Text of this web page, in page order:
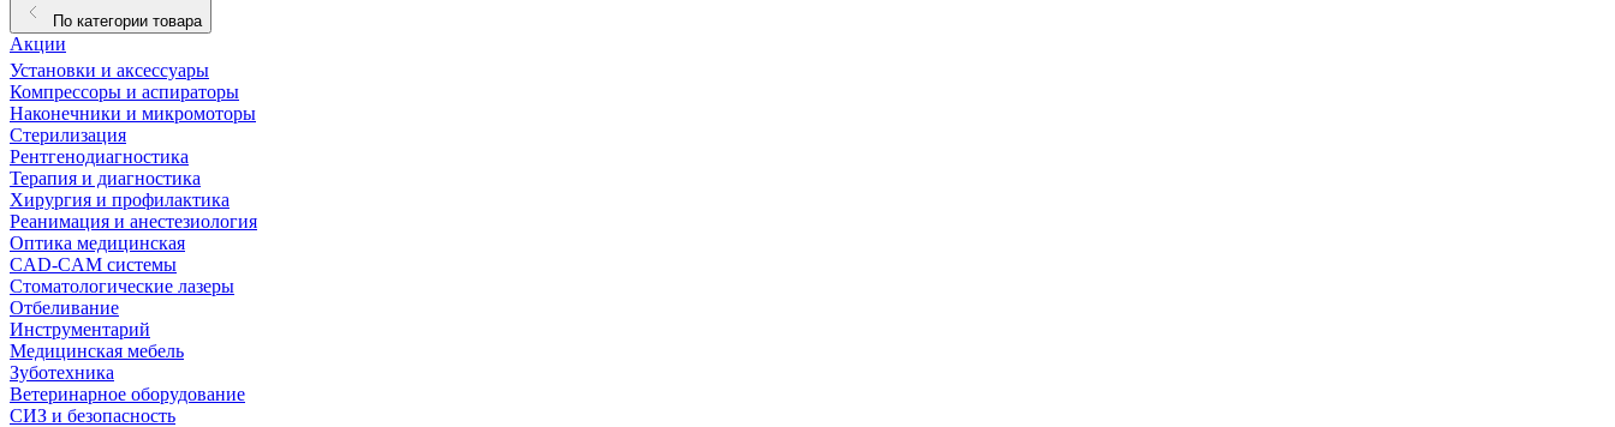
По категории товара
Акции
Установки и аксессуары
Компрессоры и аспираторы
Наконечники и микромоторы
Стерилизация
Рентгенодиагностика
Терапия и диагностика
Хирургия и профилактика
Реанимация и анестезиология
Оптика медицинская
CAD-CAM системы
Стоматологические лазеры
Отбеливание
Инструментарий
Медицинская мебель
Зуботехника
Ветеринарное оборудование
СИЗ и безопасность